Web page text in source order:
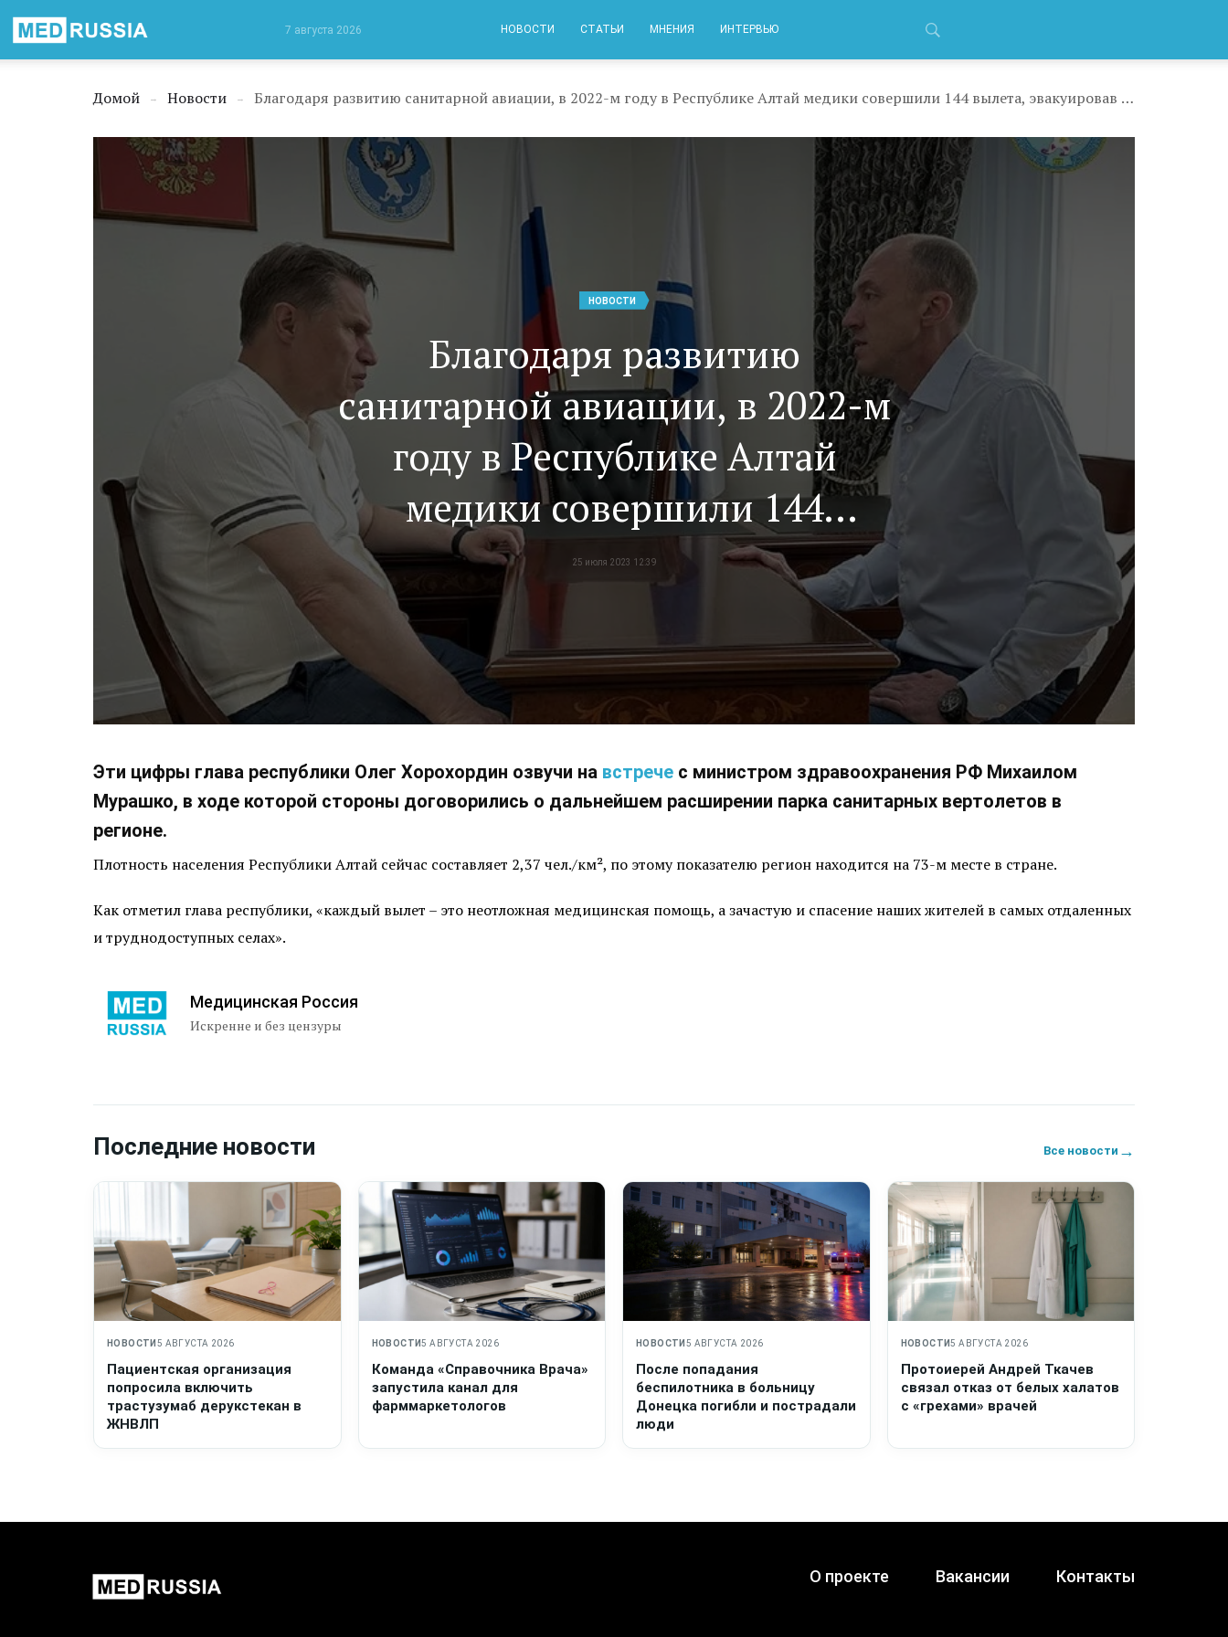
7 августа 2026 НОВОСТИ СТАТЬИ МНЕНИЯ ИНТЕРВЬЮ
Домой → Новости → Благодаря развитию санитарной авиации, в 2022-м году в Республике Алтай медики совершили 144 вылета, эвакуировав из труднодоступных мест 177 пациентов
НОВОСТИ
Благодаря развитию
санитарной авиации, в 2022-м
году в Республике Алтай
медики совершили 144
вылета, эвакуировав из
труднодоступных мест 177
пациентов
25 июля 2023 12:39
Эти цифры глава республики Олег Хорохордин озвучи на встрече с министром здравоохранения РФ Михаилом
Мурашко, в ходе которой стороны договорились о дальнейшем расширении парка санитарных вертолетов в
регионе.
Плотность населения Республики Алтай сейчас составляет 2,37 чел./км², по этому показателю регион находится на 73-м месте в стране.
Как отметил глава республики, «каждый вылет – это неотложная медицинская помощь, а зачастую и спасение наших жителей в самых отдаленных
и труднодоступных селах».
Медицинская Россия
Искренне и без цензуры
Последние новости Все новости →
НОВОСТИ 5 АВГУСТА 2026
Пациентская организация
попросила включить
трастузумаб дерукстекан в
ЖНВЛП
НОВОСТИ5 АВГУСТА 2026
Команда «Справочника Врача»
запустила канал для
фарммаркетологов
НОВОСТИ 5 АВГУСТА 2026
После попадания
беспилотника в больницу
Донецка погибли и пострадали
люди
НОВОСТИ5 АВГУСТА 2026
Протоиерей Андрей Ткачев
связал отказ от белых халатов
с «грехами» врачей
О проекте Вакансии Контакты